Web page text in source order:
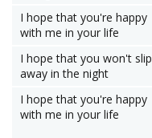
I hope that you're happy
with me in your life
I hope that you won't slip
away in the night
I hope that you're happy
with me in your life